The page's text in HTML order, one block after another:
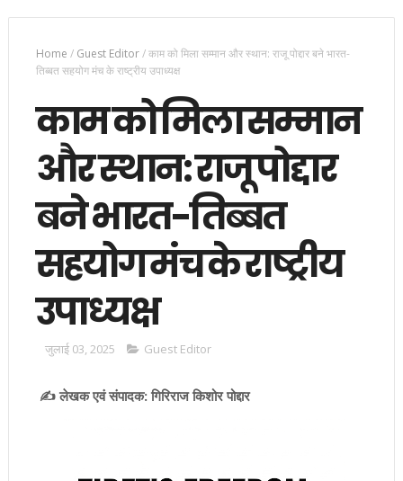
Home / Guest Editor/काम को मिला सम्मान और स्थान: राजू पोद्दार बने भारत-
तिब्बत सहयोग मंच के राष्ट्रीय उपाध्यक्ष
काम को मिला सम्मान
और स्थान: राजू पोद्दार
बने भारत-तिब्बत
सहयोग मंच के राष्ट्रीय
उपाध्यक्ष
जुलाई 03, 2025 Guest Editor
✍️ लेखक एवं संपादक: गिरिराज किशोर पोद्दार